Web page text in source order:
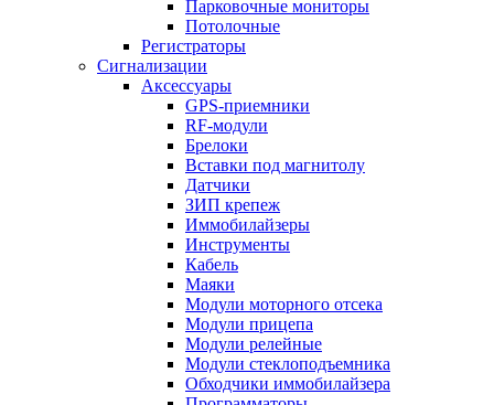
Парковочные мониторы
Потолочные
Регистраторы
Сигнализации
Аксессуары
GPS-приемники
RF-модули
Брелоки
Вставки под магнитолу
Датчики
ЗИП крепеж
Иммобилайзеры
Инструменты
Кабель
Маяки
Модули моторного отсека
Модули прицепа
Модули релейные
Модули стеклоподъемника
Обходчики иммобилайзера